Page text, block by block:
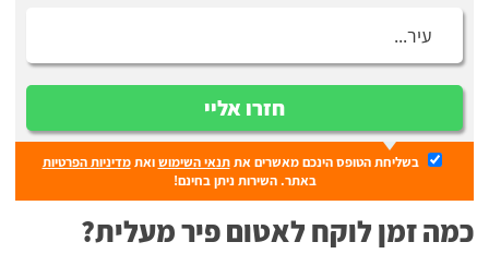
חזרו אליי
בשליחת הטופס הינכם מאשרים אתתנאי השימושואתמדיניות הפרטיות
באתר. השירות ניתן בחינם!
כמה זמן לוקח לאטום פיר מעלית?